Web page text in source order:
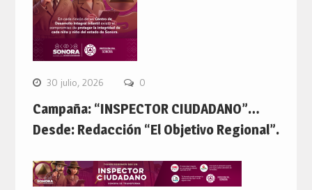
30 julio, 2026 0
Campaña: “INSPECTOR CIUDADANO”…
Desde: Redacción “El Objetivo Regional”.